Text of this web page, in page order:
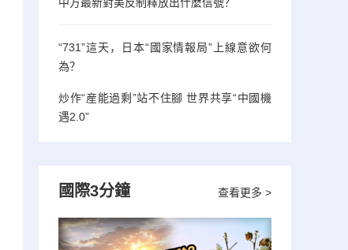
“731”這天，日本“國家情報局”上線意欲何
為？
炒作“産能過剩”站不住腳 世界共享“中國機
遇2.0”
查看更多 >
國際3分鐘